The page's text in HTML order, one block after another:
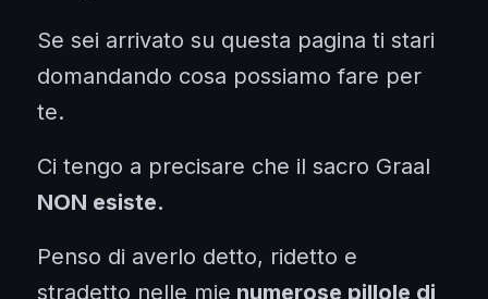
Se sei arrivato su questa pagina ti stari
domandando cosa possiamo fare per
te.
Ci tengo a precisare che il sacro Graal
NON esiste.
Penso di averlo detto, ridetto e
stradetto nelle mie numerose pillole di